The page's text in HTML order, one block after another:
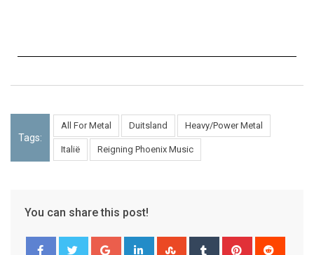
Tags:
All For Metal Duitsland Heavy/Power Metal
Italië Reigning Phoenix Music
You can share this post!